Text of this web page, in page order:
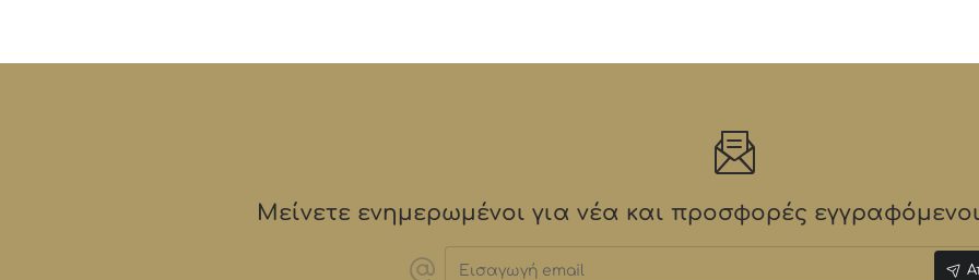
Μείνετε ενημερωμένοι για νέα και προσφορές
email